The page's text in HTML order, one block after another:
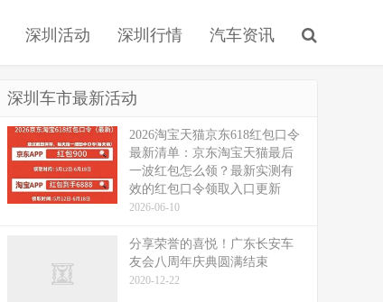
深圳活动 深圳行情 汽车资讯
深圳车市最新活动
2026淘宝天猫京东618红包口令
最新清单：京东淘宝天猫最后
一波红包怎么领？最新实测有
效的红包口令领取入口更新
2026-06-10
分享荣誉的喜悦！广东长安车
友会八周年庆典圆满结束
2020-12-22